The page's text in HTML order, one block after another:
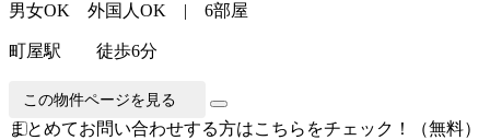
男女OK 外国人OK | 6部屋
町屋駅 徒歩6分
この物件ページを見る
まとめてお問い合わせする方はこちらをチェック！（無料）